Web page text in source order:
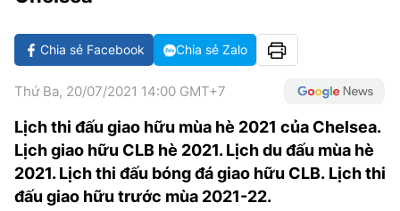
GOLF
CÁC CÚP CHÂU ÂU
BẢNG XẾP HẠNG
VĂN HÓA
GIẢI TRÍ
DIỄN ĐÀN
CÔNG NGHIỆP VĂN HÓA
NHỊP ĐẬP SỨC KHỎE
X-QUANG TIN ĐỒN
VIẾT LẠI ƯỚC MƠ
GIẢI TRÍ
PHIM
ÂM NHẠC
KBIZ
DU LỊCH
TIN TỨC
ĐIỂM ĐẾN
ẢNH
THẾ GIỚI SAO
HIGHTECH
TIÊU ĐIỂM - SPOTLIGHT
Chia sẻ Facebook Chia sẻ Zalo
Thứ Ba, 20/07/2021 14:00 GMT+7
Lịch thi đấu giao hữu mùa hè 2021 của Chelsea.
Lịch giao hữu CLB hè 2021. Lịch du đấu mùa hè
2021. Lịch thi đấu bóng đá giao hữu CLB. Lịch thi
đấu giao hữu trước mùa 2021-22.